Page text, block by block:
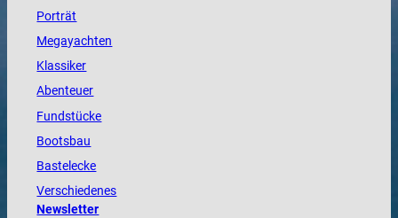
Porträt
Megayachten
Klassiker
Abenteuer
Fundstücke
Bootsbau
Bastelecke
Verschiedenes
Newsletter